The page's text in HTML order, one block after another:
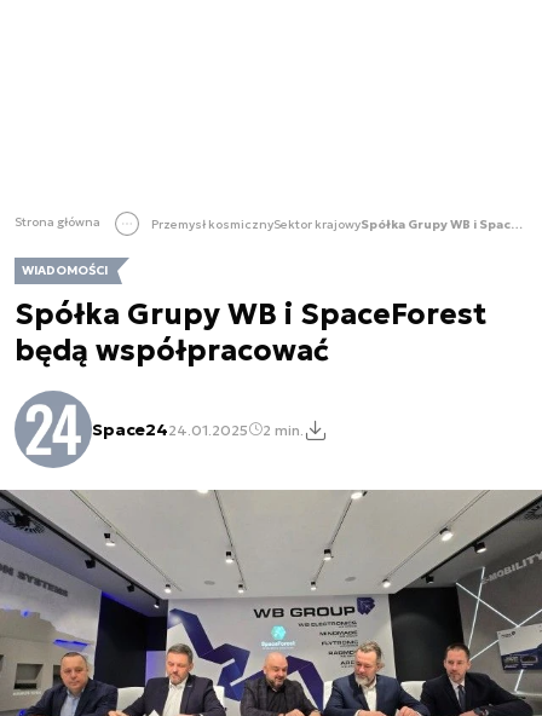
Strona główna Przemysł kosmicznySektor krajowy Spółka Grupy WB i SpaceForest będą współpracować
WIADOMOŚCI
Spółka Grupy WB i SpaceForest
będą współpracować
Space2424.01.2025 2 min.